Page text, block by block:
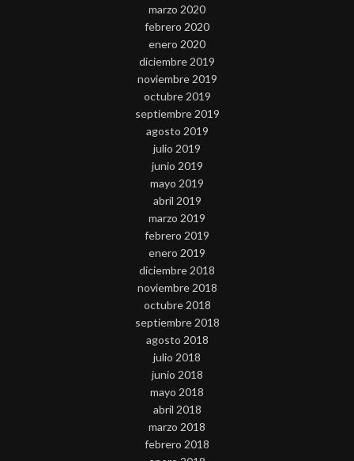
marzo 2020
febrero 2020
enero 2020
diciembre 2019
noviembre 2019
octubre 2019
septiembre 2019
agosto 2019
julio 2019
junio 2019
mayo 2019
abril 2019
marzo 2019
febrero 2019
enero 2019
diciembre 2018
noviembre 2018
octubre 2018
septiembre 2018
agosto 2018
julio 2018
junio 2018
mayo 2018
abril 2018
marzo 2018
febrero 2018